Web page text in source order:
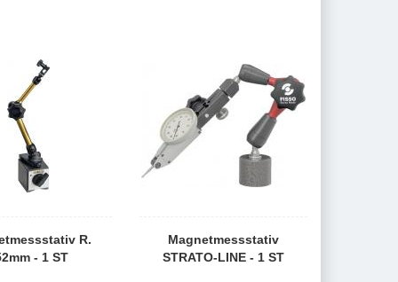
R.
- 1 ST
Magnetmessstativ
STRATO-LINE - 1 ST